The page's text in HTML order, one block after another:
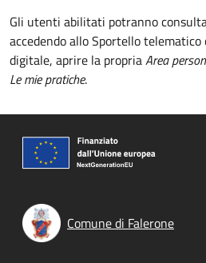
Gli utenti abilitati potranno
accedendo allo Sportello
digitale, aprire la propriaArea
Le mie pratiche.
Comune di Falerone